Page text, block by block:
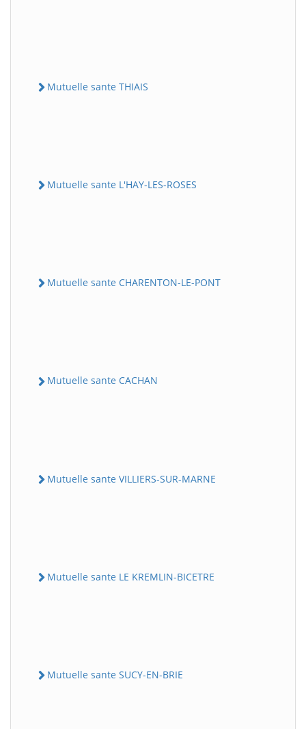
Mutuelle sante THIAIS
Mutuelle sante L'HAY-LES-ROSES
Mutuelle sante CHARENTON-LE-PONT
Mutuelle sante CACHAN
Mutuelle sante VILLIERS-SUR-MARNE
Mutuelle sante LE KREMLIN-BICETRE
Mutuelle sante SUCY-EN-BRIE